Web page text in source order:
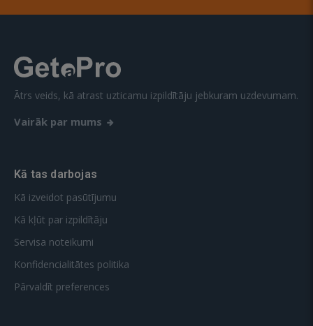
Ātrs veids, kā atrast uzticamu izpildītāju jebkuram uzdevumam.
Vairāk par mums
Kā tas darbojas
Kā izveidot pasūtījumu
Kā kļūt par izpildītāju
Servisa noteikumi
Konfidencialitātes politika
Pārvaldīt preferences